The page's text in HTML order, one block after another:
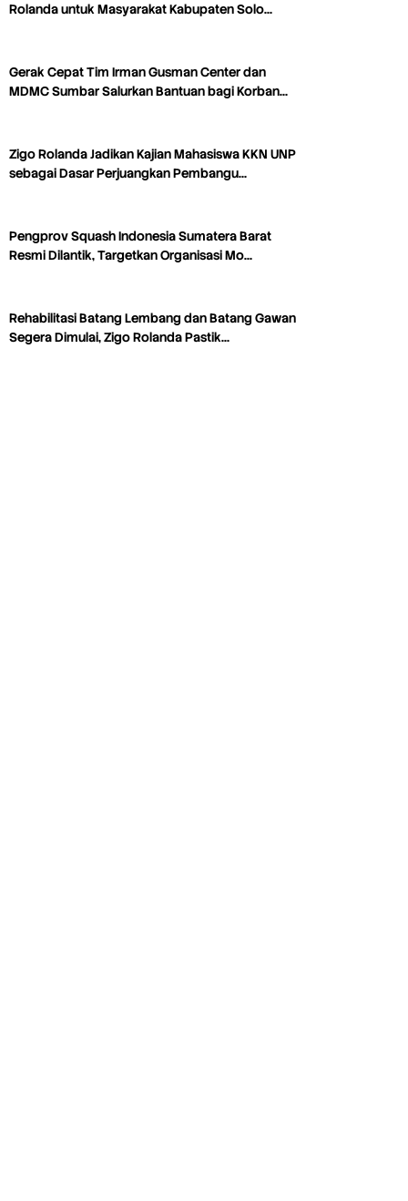
Rolanda untuk Masyarakat Kabupaten Solo…
Gerak Cepat Tim Irman Gusman Center dan
MDMC Sumbar Salurkan Bantuan bagi Korban…
Zigo Rolanda Jadikan Kajian Mahasiswa KKN UNP
sebagai Dasar Perjuangkan Pembangu…
Pengprov Squash Indonesia Sumatera Barat
Resmi Dilantik, Targetkan Organisasi Mo…
Rehabilitasi Batang Lembang dan Batang Gawan
Segera Dimulai, Zigo Rolanda Pastik…